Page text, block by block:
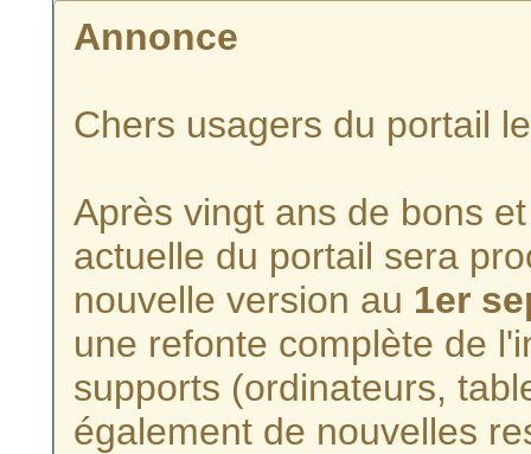
Annonce
Chers usagers du portail
Après vingt ans de bons
actuelle du portail sera
nouvelle version au 1er
une refonte complète de
supports (ordinateurs,
également de nouvelles